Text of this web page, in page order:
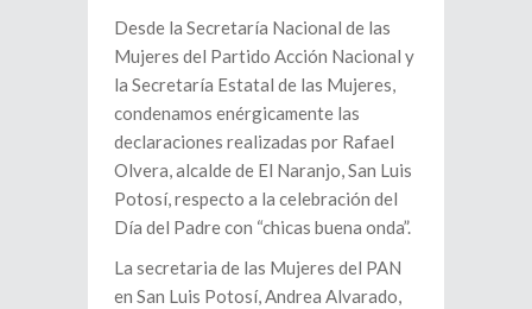
Desde la Secretaría Nacional de las
Mujeres del Partido Acción Nacional y
la Secretaría Estatal de las Mujeres,
condenamos enérgicamente las
declaraciones realizadas por Rafael
Olvera, alcalde de El Naranjo, San Luis
Potosí, respecto a la celebración del
Día del Padre con “chicas buena onda”.
La secretaria de las Mujeres del PAN
en San Luis Potosí, Andrea Alvarado,